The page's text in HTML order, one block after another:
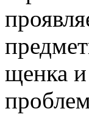
щенка и